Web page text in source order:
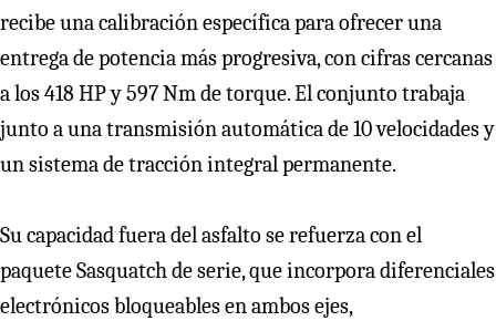
recibe una calibración específica para ofrecer una
entrega de potencia más progresiva, con cifras cercanas
a los 418 HP y 597 Nm de torque. El conjunto trabaja
junto a una transmisión automática de 10 velocidades y
un sistema de tracción integral permanente.
Su capacidad fuera del asfalto se refuerza con el
paquete Sasquatch de serie, que incorpora diferenciales
electrónicos bloqueables en ambos ejes,